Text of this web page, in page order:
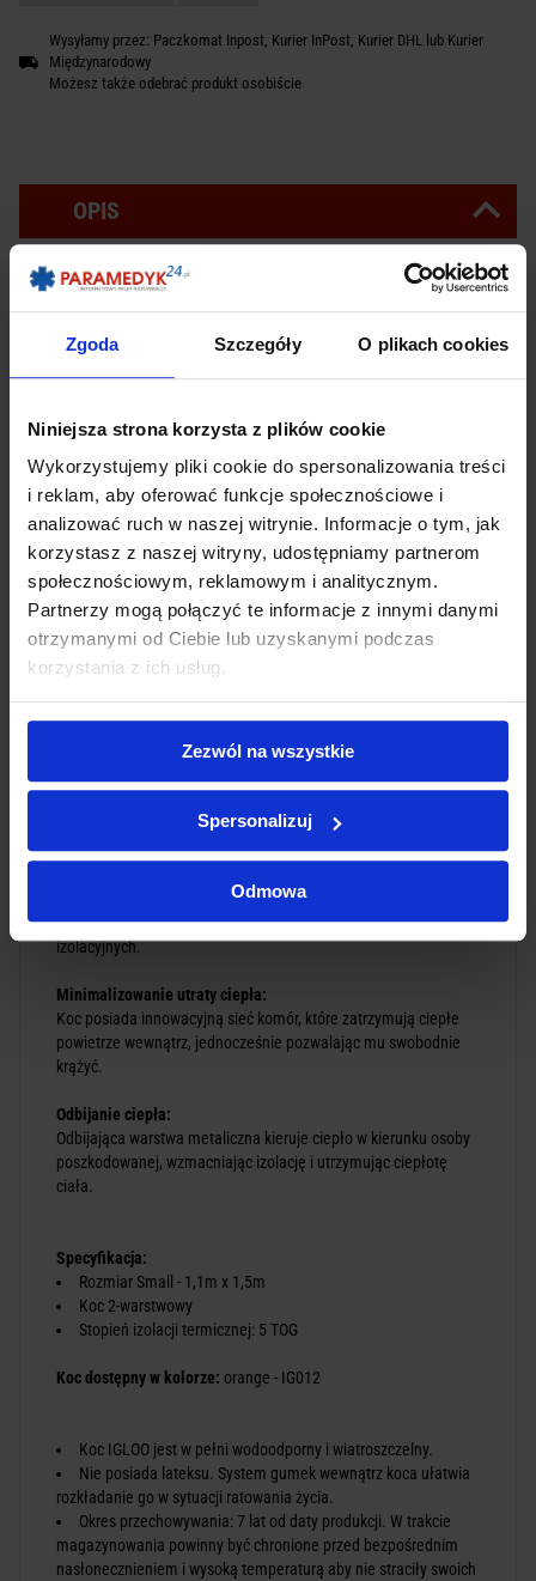
Zgoda Szczegóły O plikach cookies
Niniejsza strona korzysta z plików cookie
Wykorzystujemy pliki cookie do spersonalizowania treści
i reklam, aby oferować funkcje społecznościowe i
analizować ruch w naszej witrynie. Informacje o tym, jak
korzystasz z naszej witryny, udostępniamy partnerom
społecznościowym, reklamowym i analitycznym.
Partnerzy mogą połączyć te informacje z innymi danymi
otrzymanymi od Ciebie lub uzyskanymi podczas
korzystania z ich usług.
Zezwól na wszystkie
Spersonalizuj
Odmowa
Wysyłamy przez: Paczkomat Inpost, Kurier InPost, Kurier DHL lub Kurier
Międzynarodowy
Możesz także odebrać produkt osobiście
OPIS
2-warstwowy koc termiczny CORE w rozmiarze Small: 1,1m x
Kompaktowy, ultra-lekki, ultra skuteczny - koc w wersji Small jest
idealny (ze względu na niewielkie rozmiary) do apteczek
osobistych, apteczek górskich czy turystyki górskiej do
wykorzystania w sytuacjach awaryjnych kiedy potrzebujemy nie
wychładzać się, ochronić się przed silnym wiatrem czy
Koce termoizolacyjne IGLOO pomagają w ratowaniu życia
podczas pierwszych etapów opieki medycznej.
Wykonane z innowacyjnych materiałów i z zastosowaniem
nowoczesnych technologii, skutecznie ograniczają utratę ciepła
i stabilizują temperaturę ciała w sytuacjach zagrożenia życia.
Koce termoizolacyjne IGLOO to doskonały wybór dla wojska
oraz służb ratunkowych, w tym dla wyspecjalizowanych
Ultralekkie, ultraskuteczne:
trudnych warunkach. To zasługa nowoczesnej technologii i
wyjątkowo lekkiego materiału o doskonałych właściwościach
izolacyjnych.
Minimalizowanie utraty ciepła:
Koc posiada innowacyjną sieć komór, które zatrzymują ciepłe
powietrze wewnątrz, jednocześnie pozwalając mu swobodnie
krążyć.
Odbijanie ciepła:
Odbijająca warstwa metaliczna kieruje ciepło w kierunku osoby
poszkodowanej, wzmacniając izolację i utrzymując ciepłotę
ciała.
Specyfikacja:
Rozmiar Small - 1,1m x 1,5m
Koc 2-warstwowy
Stopień izolacji termicznej: 5 TOG
Koc dostępny w kolorze: orange - IG012
Koc IGLOO jest w pełni wodoodporny i wiatroszczelny.
Nie posiada lateksu. System gumek wewnątrz koca ułatwia
rozkładanie go w sytuacji ratowania życia.
Okres przechowywania: 7 lat od daty produkcji. W trakcie
magazynowania powinny być chronione przed bezpośrednim
nasłonecznieniem i wysoką temperaturą aby nie straciły swoich